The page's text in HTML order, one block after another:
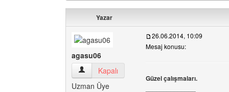
Yazar
agasu06
agasu06 Kullanıcının profilini görüntüle
Kapalı
Uzman Üye
26.06.2014, 10:09
Mesaj konusu:
Güzel çalışmaları.